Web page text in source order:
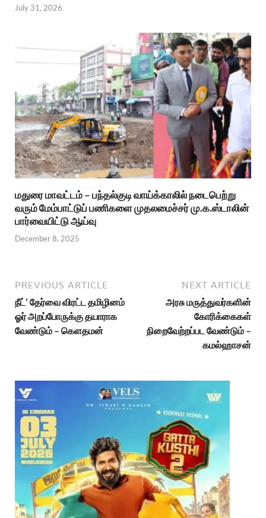
July 31, 2026
மதுரை மாவட்டம் – பந்தல்குடி வாய்க்காலில் நடைபெற்று
வரும் மேம்பாட்டுப் பணிகளை முதலமைச்சர் மு.க.ஸ்டாலின்
பார்வையிட்டு ஆய்வு
December 8, 2025
PREVIOUS ARTICLE
நீட்’ தேர்வை விரட்ட தமிழினம்
ஓர் அறப்போருக்கு தயாராக
வேண்டும் – கெளதமன்
NEXT ARTICLE
அரசு மருத்துவர்களின்
கோரிக்கைகள்
நிறைவேற்றப்பட வேண்டும் –
கமல்ஹாசன்